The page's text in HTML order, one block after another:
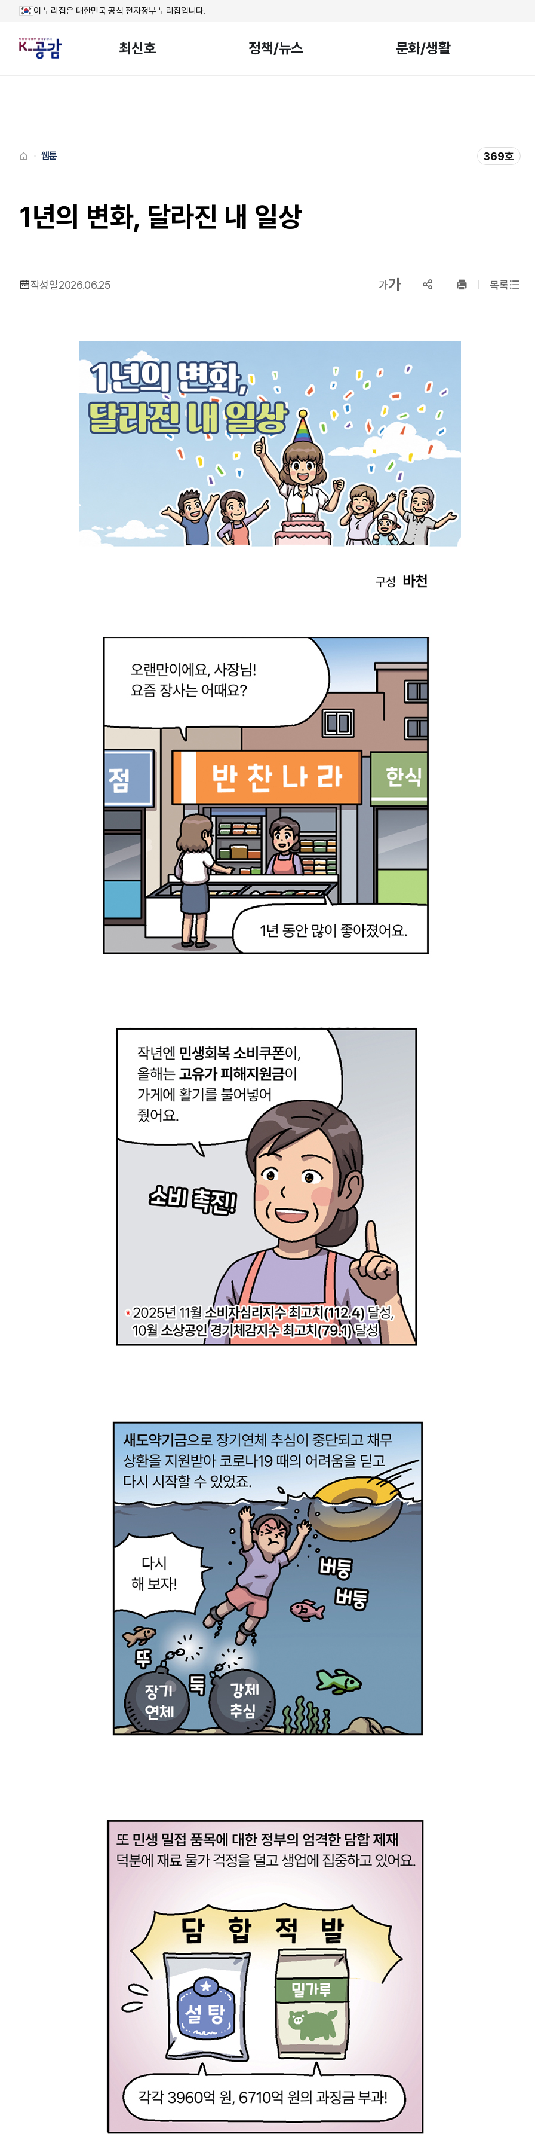
이 누리집은 대한민국 공식 전자정부 누리집입니다.
최신호 정책/뉴스 문화/생활
웹툰 369호
1년의 변화, 달라진 내 일상
작성일2026.06.25 가축소보기
가확대보기SNS공유
프린트
목록